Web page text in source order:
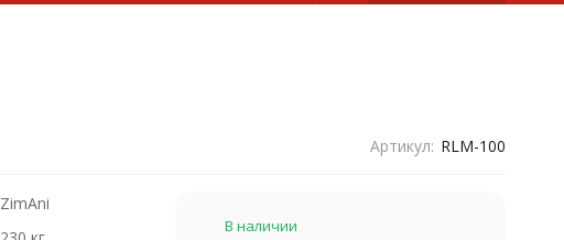
Артикул: RLM-100
ZimAni
В наличии